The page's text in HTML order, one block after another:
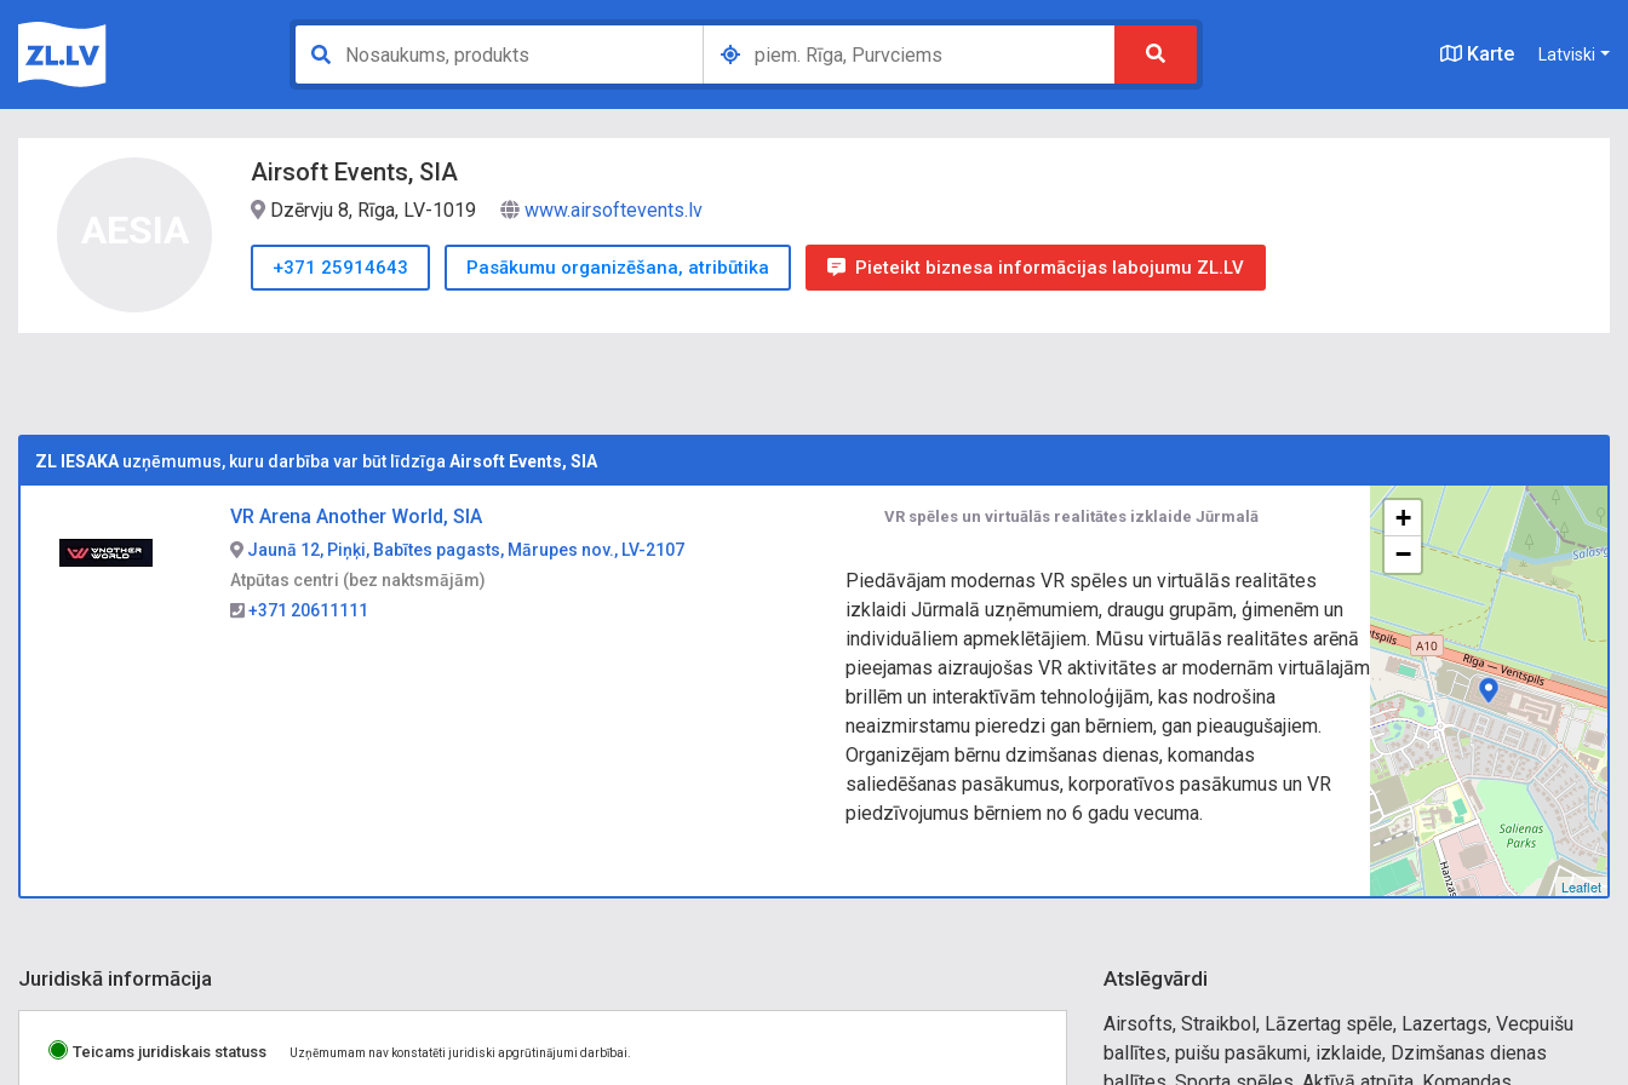
Karte Latviski
Airsoft Events, SIA
Dzērvju 8, Rīga, LV-1019 www.airsoftevents.lv
+371 25914643 Pasākumu organizēšana, atribūtika Pieteikt biznesa informācijas labojumu ZL.LV
ZL IESAKA uzņēmumus, kuru darbība var būt līdzīga Airsoft Events, SIA
VR Arena Another World, SIA
Jaunā 12, Piņķi, Babītes pagasts, Mārupes nov., LV-2107
Atpūtas centri (bez naktsmājām)
+371 20611111
VR spēles un virtuālās realitātes izklaide Jūrmalā
Piedāvājam modernas VR spēles un virtuālās realitātes
izklaidi Jūrmalā uzņēmumiem, draugu grupām, ģimenēm un
individuāliem apmeklētājiem. Mūsu virtuālās realitātes arēnā
pieejamas aizraujošas VR aktivitātes ar modernām virtuālajām
brillēm un interaktīvām tehnoloģijām, kas nodrošina
neaizmirstamu pieredzi gan bērniem, gan pieaugušajiem.
Organizējam bērnu dzimšanas dienas, komandas
saliedēšanas pasākumus, korporatīvos pasākumus un VR
piedzīvojumus bērniem no 6 gadu vecuma.
+
−
Leaflet
Juridiskā informācija
Teicams juridiskais statuss Uzņēmumam nav konstatēti juridiski apgrūtinājumi darbībai.
Atslēgvārdi
Airsofts, Straikbol, Lāzertag spēle, Lazertags, Vecpuišu
ballītes, puišu pasākumi, izklaide, Dzimšanas dienas